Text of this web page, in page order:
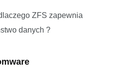
ZFS zapewnia
danych ?